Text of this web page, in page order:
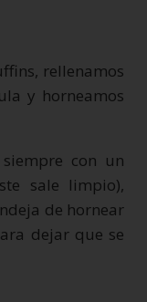
rellenamos
y horneamos
con un
sale limpio),
de hornear
dejar que se